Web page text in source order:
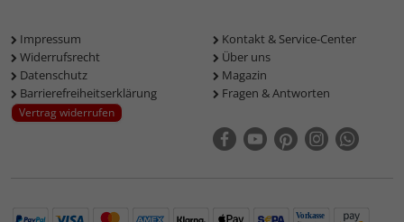
Impressum
Widerrufsrecht
Datenschutz
Barrierefreiheitserklärung
Vertrag widerrufen
Kontakt & Service-Center
Über uns
Magazin
Fragen & Antworten